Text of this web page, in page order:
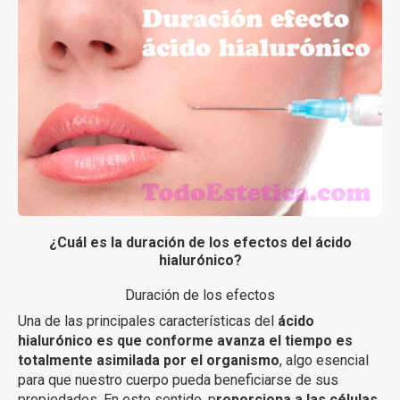
¿Cuál es la duración de los efectos del ácido
hialurónico?
Duración de los efectos
Una de las principales características del ácido
hialurónico es que conforme avanza el tiempo es
totalmente asimilada por el organismo, algo esencial
para que nuestro cuerpo pueda beneficiarse de sus